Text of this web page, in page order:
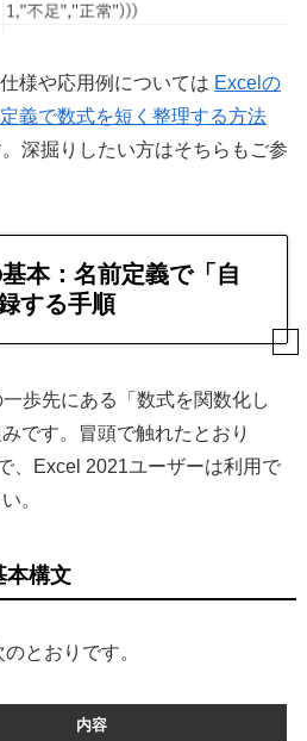
様や応用例については Excelの
義で数式を短く整理する方法
深掘りしたい方はそちらもご参
本：名前定義で「自
する手順
歩先にある「数式を関数化し
です。冒頭で触れたとおり
、Excel 2021ユーザーは利用で
。
本構文
とおりです。
内容